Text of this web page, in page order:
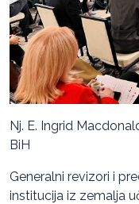
Nj. E. Ingrid
BiH
Generalni revizori i
institucija iz zemalja